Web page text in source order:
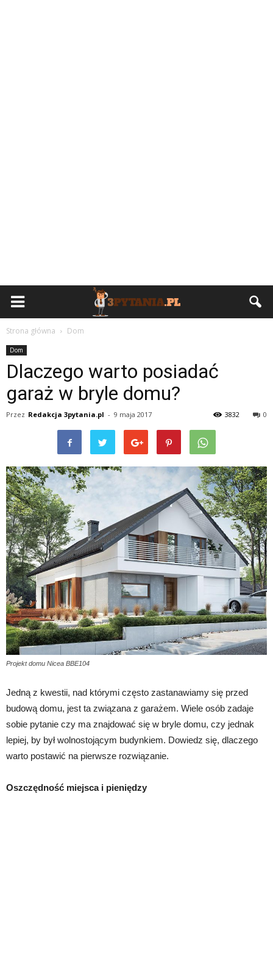
Strona główna Dom
Dom
Dlaczego warto posiadać
garaż w bryle domu?
Przez Redakcja 3pytania.pl - 9 maja 2017 0
3832
Projekt domu Nicea BBE104
Jedną z kwestii, nad którymi często zastanawiamy się przed
budową domu, jest ta związana z garażem. Wiele osób zadaje
sobie pytanie czy ma znajdować się w bryle domu, czy jednak
lepiej, by był wolnostojącym budynkiem. Dowiedz się, dlaczego
warto postawić na pierwsze rozwiązanie.
Oszczędność miejsca i pieniędzy